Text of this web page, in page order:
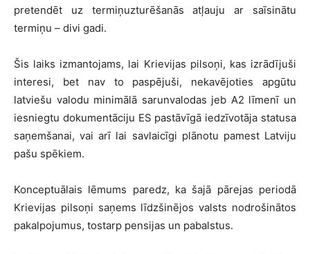
pretendēt uz termiņuzturēšanās atļauju ar saīsinātu
termiņu – divi gadi.
Šis laiks izmantojams, lai Krievijas pilsoņi, kas izrādījuši
interesi, bet nav to paspējuši, nekavējoties apgūtu
latviešu valodu minimālā sarunvalodas jeb A2 līmenī un
iesniegtu dokumentāciju ES pastāvīgā iedzīvotāja statusa
saņemšanai, vai arī lai savlaicīgi plānotu pamest Latviju
pašu spēkiem.
Konceptuālais lēmums paredz, ka šajā pārejas periodā
Krievijas pilsoņi saņems līdzšinējos valsts nodrošinātos
pakalpojumus, tostarp pensijas un pabalstus.